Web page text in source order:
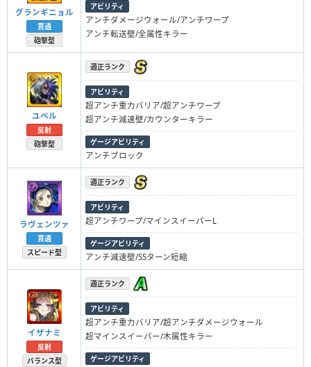
グランギニョル
貫通
砲撃型
アビリティ
アンチダメージウォール/アンチワープ
アンチ転送壁/全属性キラー
ユベル
反射
砲撃型
適正ランク
アビリティ
超アンチ重力バリア/超アンチワープ
超アンチ減速壁/カウンターキラー
ゲージアビリティ
アンチブロック
ラヴェンツァ
貫通
スピード型
適正ランク
アビリティ
超アンチワープ/マインスイーパーL
ゲージアビリティ
アンチ減速壁/SSターン短縮
イザナミ
反射
バランス型
適正ランク
アビリティ
超アンチ重力バリア/超アンチダメージウォール
超マインスイーパー/木属性キラー
ゲージアビリティ